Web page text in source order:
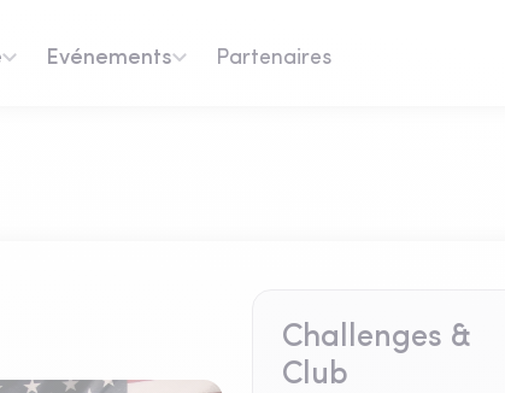
Evénements Partenaires
Challenges &
Club